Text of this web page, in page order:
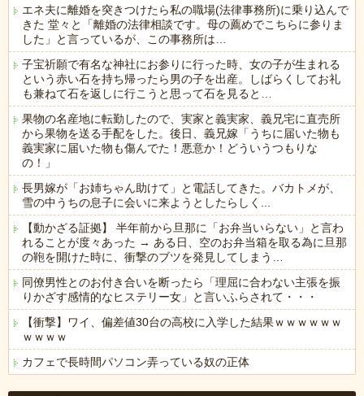
エネ夫に離婚を突きつけたら私の職場(法律事務所)に乗り込んで
きた 堂々と「離婚の法律相談です。母の薦めでこちらに参りま
した」と言っているが、この事務所は…
子宝祈願で有名な神社にお参りに行った時、女の子が生まれる
という赤い石を持ち帰ったら男の子を出産。しばらくしてお礼
も兼ねて石を返しに行こうと思って石を見ると…
果物の名産地に転勤したので、実家と義実家、義兄宅に直売所
から果物を送る手配をした。後日、義兄嫁「うちに届いた物も
義実家に届いた物も傷んでた！悪意か！どういうつもりな
の！」
長男嫁が「お姉ちゃん助けて」と電話してきた。バカトメが、
雪の中うちの息子に会いに来ようとしたらしく...
【動かざる証拠】 半年前から旦那に「お弁当いらない」と言わ
れることが度々あった → ある日、空のお弁当箱を取る為に旦那
の鞄を開けた時に、衝撃のブツを発見してしまう…
同僚男性とのお付き合いを断ったら「理屈に合わない主張を振
りかざす感情的なヒステリー女」と言いふらされて・・・
【衝撃】ワイ、偏差値30台の高校に入学した結果ｗｗｗｗｗｗ
ｗｗｗｗ
カフェで長時間パソコン弄っている奴の正体